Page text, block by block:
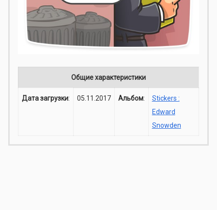
Общие характеристики
Дата загрузки: 05.11.2017 Альбом:
Stickers :
Edward
Snowden